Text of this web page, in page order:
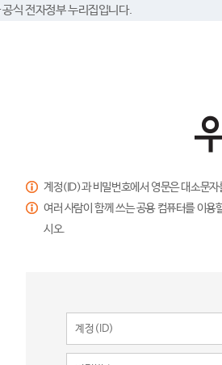
식 전자정부 누리집입니다.
계정(ID)과 비밀번호에서 영문은 대소문
여러 사람이 함께 쓰는 공용 컴퓨터를 이
시오.